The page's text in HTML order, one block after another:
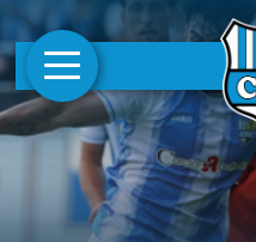
AKTUELLES
1. MANNSCHAFT